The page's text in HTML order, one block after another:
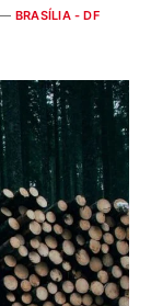
BRASÍLIA - DF